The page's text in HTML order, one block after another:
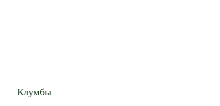
Клумбы